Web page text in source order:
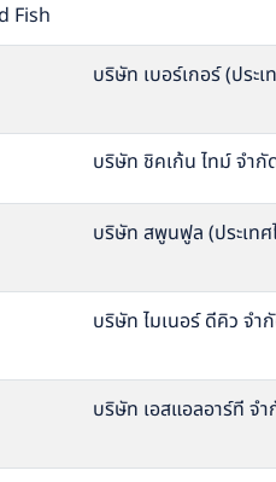
Fish
บริษัท เบอร์เกอร์ (ประ
บริษัท ชิคเก้น ไทม์ จำกั
บริษัท สพูนฟูล (ประเท
บริษัท ไมเนอร์ ดีคิว จำ
บริษัท เอสแอลอาร์ที จำ